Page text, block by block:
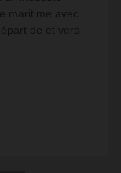
maritime avec
de et vers